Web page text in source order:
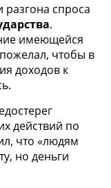
разгона спроса
.
имеющейся
чтобы в
доходов к
действий по
что «людям
но деньги